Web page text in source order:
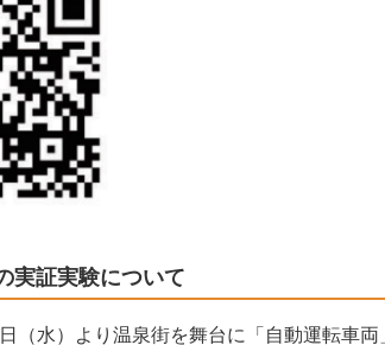
実証実験について
（水）より温泉街を舞台に「自動運転車両